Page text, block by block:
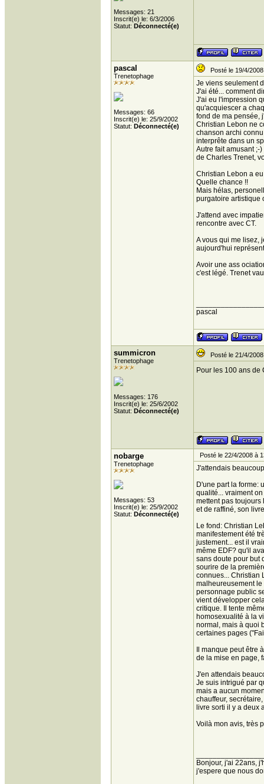
Messages: 21
Inscrit(e) le: 6/3/2006
Statut: Déconnecté(e)
pascal
Trenetophage
Messages: 66
Inscrit(e) le: 25/9/2002
Statut: Déconnecté(e)
Posté le 19/4/
Je viens seulement
J'ai été... comment
J'ai eu l'impression
qu'acquiescer a
fond de ma pensée,
Christian Lebon ne
chanson archi
interprête dans un
Autre fait amusant ;-
de Charles Trenet,
Christian Lebon a
Quelle chance !!
Mais hélas,
purgatoire artistique
J'attend avec
rencontre avec CT.
A vous qui me lisez,
aujourd'hui
Avoir une ass
c'est légé. Trenet
pascal
summicron
Trenetophage
Messages: 176
Inscrit(e) le: 25/6/2002
Statut: Déconnecté(e)
Posté le 21/4/
Pour les 100 ans de
nobarge
Trenetophage
Messages: 53
Inscrit(e) le: 25/9/2002
Statut: Déconnecté(e)
Posté le 22/4/2008 à
J'attendais
D'une part la forme:
qualité... vraiment
mettent pas
et de raffiné, son
Le fond: Christian
manifestement été
justement... est il
même EDF? qu'il
sans doute pour but
sourire de la
connues... Christian
malheureusement le
personnage public
vient développer
critique. Il tente
homosexualité à la
normal, mais à quoi
certaines pages
Il manque peut
de la mise en page,
J'en attendais
Je suis intrigué par
mais a aucun
chauffeur,
livre sorti il y a deux
Voilà mon avis, très
Bonjour, j'ai 22ans,
j'espere que nous